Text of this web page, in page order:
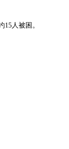
人被困。